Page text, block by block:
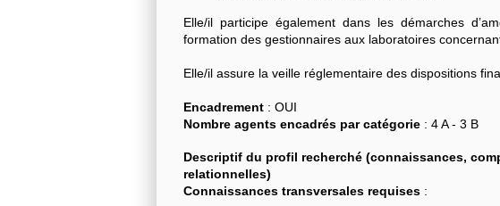
Elle/il participe également dans les démarches
formation des gestionnaires aux laboratoires
Elle/il assure la veille réglementaire des dispositions
Encadrement : OUI
Nombre agents encadrés par catégorie : 4 A - 3 B
Descriptif du profil recherché (connaissances,
relationnelles)
Connaissances transversales requises :